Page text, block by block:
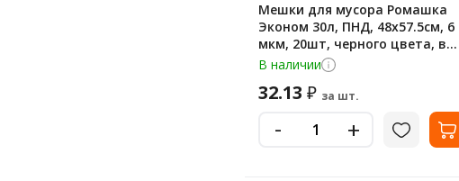
Мешки для мусора Ромашка
Эконом 30л, ПНД, 48х57.5см, 6
мкм, 20шт, черного цвета, в
рулоне
В наличии
32.13 ₽ за шт.
- +